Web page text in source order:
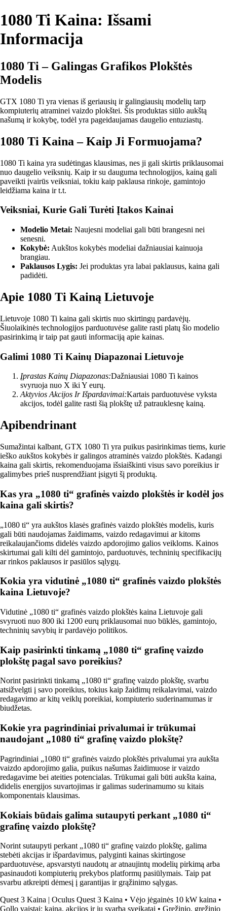
1080 Ti Kaina: Išsami
Informacija
1080 Ti – Galingas Grafikos Plokštės
Modelis
GTX 1080 Ti yra vienas iš geriausių ir galingiausių modelių tarp
kompiuterių atraminei vaizdo plokštei. Šis produktas siūlo aukštą
našumą ir kokybę, todėl yra pageidaujamas daugelio entuziastų.
1080 Ti Kaina – Kaip Ji Formuojama?
1080 Ti kaina yra sudėtingas klausimas, nes ji gali skirtis priklausomai
nuo daugelio veiksnių. Kaip ir su dauguma technologijos, kainą gali
paveikti įvairūs veiksniai, tokiu kaip paklausa rinkoje, gamintojo
leidžiama kaina ir t.t.
Veiksniai, Kurie Gali Turėti Įtakos Kainai
Modelio Metai: Naujesni modeliai gali būti brangesni nei
senesni.
Kokybė: Aukštos kokybės modeliai dažniausiai kainuoja
brangiau.
Paklausos Lygis: Jei produktas yra labai paklausus, kaina gali
padidėti.
Apie 1080 Ti Kainą Lietuvoje
Lietuvoje 1080 Ti kaina gali skirtis nuo skirtingų pardavėjų.
Šiuolaikinės technologijos parduotuvėse galite rasti platų šio modelio
pasirinkimą ir taip pat gauti informaciją apie kainas.
Galimi 1080 Ti Kainų Diapazonai Lietuvoje
Įprastas Kainų Diapazonas:Dažniausiai 1080 Ti kainos
svyruoja nuo X iki Y eurų.
Aktyvios Akcijos Ir Išpardavimai:Kartais parduotuvėse vyksta
akcijos, todėl galite rasti šią plokštę už patrauklesnę kainą.
Apibendrinant
Sumažintai kalbant, GTX 1080 Ti yra puikus pasirinkimas tiems, kurie
ieško aukštos kokybės ir galingos atraminės vaizdo plokštės. Kadangi
kaina gali skirtis, rekomenduojama išsiaiškinti visus savo poreikius ir
galimybes prieš nusprendžiant įsigyti šį produktą.
Kas yra „1080 ti“ grafinės vaizdo plokštės ir kodėl jos
kaina gali skirtis?
„1080 ti“ yra aukštos klasės grafinės vaizdo plokštės modelis, kuris
gali būti naudojamas žaidimams, vaizdo redagavimui ar kitoms
reikalaujančioms didelės vaizdo apdorojimo galios veikloms. Kainos
skirtumai gali kilti dėl gamintojo, parduotuvės, techninių specifikacijų
ar rinkos paklausos ir pasiūlos sąlygų.
Kokia yra vidutinė „1080 ti“ grafinės vaizdo plokštės
kaina Lietuvoje?
Vidutinė „1080 ti“ grafinės vaizdo plokštės kaina Lietuvoje gali
svyruoti nuo 800 iki 1200 eurų priklausomai nuo būklės, gamintojo,
techninių savybių ir pardavėjo politikos.
Kaip pasirinkti tinkamą „1080 ti“ grafinę vaizdo
plokštę pagal savo poreikius?
Norint pasirinkti tinkamą „1080 ti“ grafinę vaizdo plokštę, svarbu
atsižvelgti į savo poreikius, tokius kaip žaidimų reikalavimai, vaizdo
redagavimo ar kitų veiklų poreikiai, kompiuterio suderinamumas ir
biudžetas.
Kokie yra pagrindiniai privalumai ir trūkumai
naudojant „1080 ti“ grafinę vaizdo plokštę?
Pagrindiniai „1080 ti“ grafinės vaizdo plokštės privalumai yra aukšta
vaizdo apdorojimo galia, puikus našumas žaidimuose ir vaizdo
redagavime bei ateities potencialas. Trūkumai gali būti aukšta kaina,
didelis energijos suvartojimas ir galimas suderinamumo su kitais
komponentais klausimas.
Kokiais būdais galima sutaupyti perkant „1080 ti“
grafinę vaizdo plokštę?
Norint sutaupyti perkant „1080 ti“ grafinę vaizdo plokštę, galima
stebėti akcijas ir išpardavimus, palyginti kainas skirtingose
parduotuvėse, apsvarstyti naudotų ar atnaujintų modelių pirkimą arba
pasinaudoti kompiuterių prekybos platformų pasiūlymais. Taip pat
svarbu atkreipti dėmesį į garantijas ir grąžinimo sąlygas.
Quest 3 Kaina | Oculus Quest 3 Kaina • Vėjo jėgainės 10 kW kaina •
Gollo vaistai: kaina, akcijos ir jų svarba sveikatai • Grežinio, gręžinio